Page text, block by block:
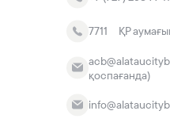
7711 ҚР
қоспағанда)